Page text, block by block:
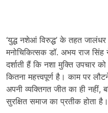
‘युद्ध नशेआं विरुद्ध’ के तहत
मनोचिकित्सक डॉ. अभय राज
दर्शाती हैं कि नशा मुक्ति उपचार
कितना महत्त्वपूर्ण है। काम पर
अपनी व्यक्तिगत जीत का ही
सुरक्षित समाज का प्रतीक होता